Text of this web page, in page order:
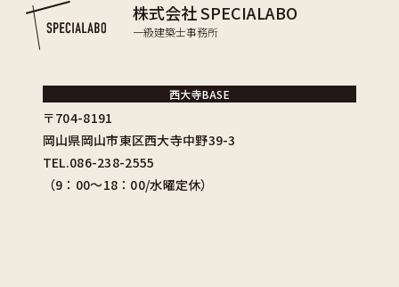
株式会社 SPECIALABO
一級建築士事務所
西大寺BASE
〒704-8191
岡山県岡山市東区西大寺中野39-3
TEL.086-238-2555
（9：00〜18：00/水曜定休）